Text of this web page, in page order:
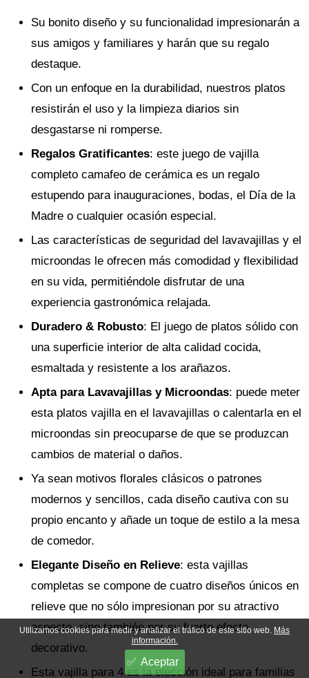
Su bonito diseño y su funcionalidad impresionarán a
sus amigos y familiares y harán que su regalo
destaque.
Con un enfoque en la durabilidad, nuestros platos
resistirán el uso y la limpieza diarios sin
desgastarse ni romperse.
Regalos Gratificantes: este juego de vajilla
completo camafeo de cerámica es un regalo
estupendo para inauguraciones, bodas, el Día de la
Madre o cualquier ocasión especial.
Las características de seguridad del lavavajillas y el
microondas le ofrecen más comodidad y flexibilidad
en su vida, permitiéndole disfrutar de una
experiencia gastronómica relajada.
Duradero & Robusto: El juego de platos sólido con
una superficie interior de alta calidad cocida,
esmaltada y resistente a los arañazos.
Apta para Lavavajillas y Microondas: puede meter
esta platos vajilla en el lavavajillas o calentarla en el
microondas sin preocuparse de que se produzcan
cambios de material o daños.
Ya sean motivos florales clásicos o patrones
modernos y sencillos, cada diseño cautiva con su
propio encanto y añade un toque de estilo a la mesa
de comedor.
Elegante Diseño en Relieve: esta vajillas
completas se compone de cuatro diseños únicos en
relieve que no sólo impresionan por su atractivo
aspecto, sino también por su fuerte efecto
decorativo.
Esta vajilla para 4 es la elección ideal para familias
Utilizamos cookies para medir y analizar el tráfico de este sitio web. Más
información.
Aceptar